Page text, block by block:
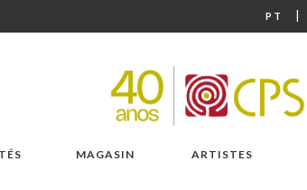
PT |
MAGASIN ARTISTES